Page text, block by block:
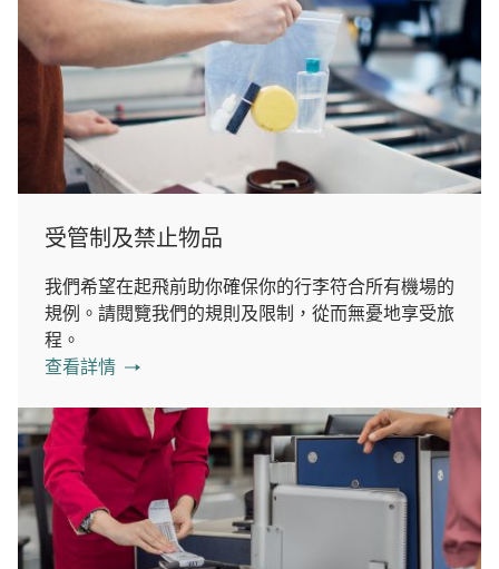
受管制及禁止物品
我們希望在起飛前助你確保你的行李符合所有機場的
規例。請閱覽我們的規則及限制，從而無憂地享受旅
程。
查看詳情